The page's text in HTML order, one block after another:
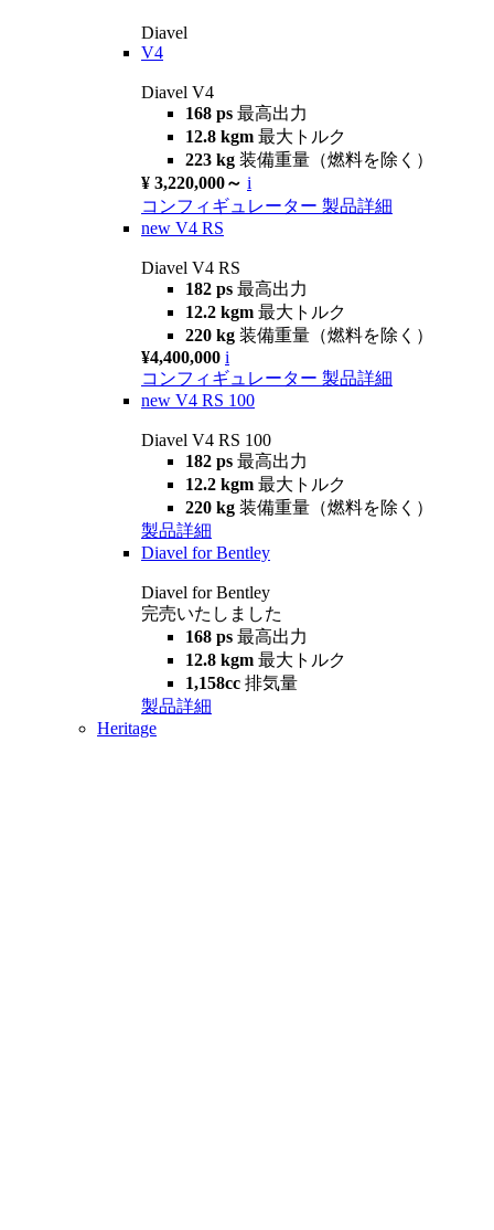
Diavel
V4
Diavel V4
168 ps 最高出力
12.8 kgm 最大トルク
223 kg 装備重量（燃料を除く）
¥ 3,220,000～ i
コンフィギュレーター 製品詳細
new V4 RS
Diavel V4 RS
182 ps 最高出力
12.2 kgm 最大トルク
220 kg 装備重量（燃料を除く）
¥4,400,000 i
コンフィギュレーター 製品詳細
new V4 RS 100
Diavel V4 RS 100
182 ps 最高出力
12.2 kgm 最大トルク
220 kg 装備重量（燃料を除く）
製品詳細
Diavel for Bentley
Diavel for Bentley
完売いたしました
168 ps 最高出力
12.8 kgm 最大トルク
1,158cc 排気量
製品詳細
Heritage